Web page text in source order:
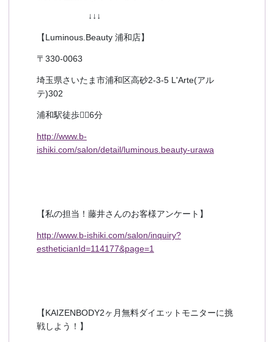
↓↓↓
【Luminous.Beauty 浦和店】
〒330-0063
埼玉県さいたま市浦和区高砂2-3-5 L'Arte(アル
テ)302
浦和駅徒歩🚶‍♀️6分
http://www.b-
ishiki.com/salon/detail/luminous.beauty-urawa
【私の担当！藤井さんのお客様アンケート】
http://www.b-ishiki.com/salon/inquiry?
estheticianId=114177&page=1
【KAIZENBODY2ヶ月無料ダイエットモニターに挑
戦しよう！】